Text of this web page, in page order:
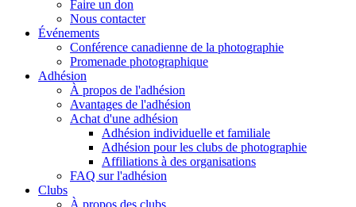
Faire un don
Nous contacter
Événements
Conférence canadienne de la photographie
Promenade photographique
Adhésion
À propos de l'adhésion
Avantages de l'adhésion
Achat d'une adhésion
Adhésion individuelle et familiale
Adhésion pour les clubs de photographie
Affiliations à des organisations
FAQ sur l'adhésion
Clubs
À propos des clubs